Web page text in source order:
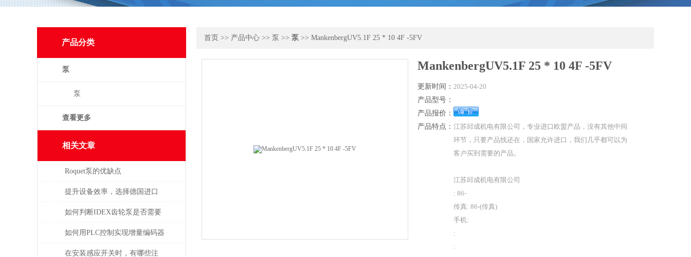
产品分类
泵
泵
查看更多
相关文章
Roquet泵的优缺点
提升设备效率，选择德国进口
SPECK泵备件
如何判断IDEX齿轮泵是否需要
维修或更换部件？
如何用PLC控制实现增量编码器
的定位功能？
在安装感应开关时，有哪些注
首页 >> 产品中心 >> 泵 >> 泵 >> MankenbergUV5.1F 25 * 10 4F -5FV
MankenbergUV5.1F 25 * 10 4F -5FV
更新时间： 2025-04-20
产品型号：
产品报价：
产品特点： 江苏邱成机电有限公司，专业进口欧盟产品，没有其他中间
环节，只要产品线还在，国家允许进口，我们几乎都可以为
客户买到需要的产品。
江苏邱成机电有限公司
: 86-
传真: 86-(传真)
手机:
:
: